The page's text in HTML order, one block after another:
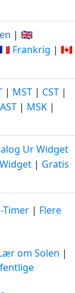
| 🇬🇧
Frankrig | 🇨🇦
| MST | CST |
| MSK |
Ur Widget
| Gratis
Timer | Flere
om Solen |